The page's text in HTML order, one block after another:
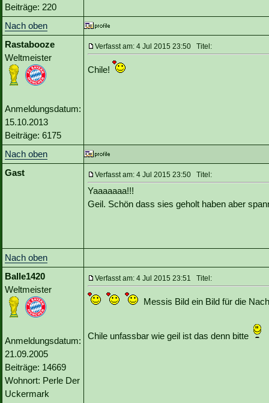
Beiträge: 220
Nach oben
Rastabooze
Weltmeister
Anmeldungsdatum:
15.10.2013
Beiträge: 6175
Verfasst am: 4 Jul 2015 23:50 Titel:
Chile!
Nach oben
Gast
Verfasst am: 4 Jul 2015 23:50 Titel:
Yaaaaaaa!!!
Geil. Schön dass sies geholt haben aber
Nach oben
Balle1420
Weltmeister
Anmeldungsdatum:
21.09.2005
Beiträge: 14669
Wohnort: Perle Der
Uckermark
Verfasst am: 4 Jul 2015 23:51 Titel:
Messis Bild ein Bild für die
Chile unfassbar wie geil ist das denn bitte